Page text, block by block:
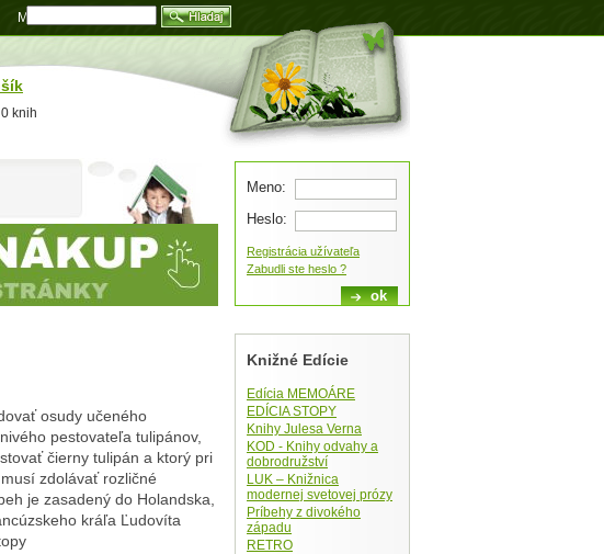
osudy učeného
pestovateľa tulipánov,
čierny tulipán a ktorý pri
zdolávať rozličné
je zasadený do Holandska,
kráľa Ľudovíta
Knižné Edície
Edícia MEMOÁRE
EDÍCIA STOPY
Knihy Julesa Verna
KOD - Knihy odvahy a
dobrodružství
LUK – Knižnica
modernej svetovej prózy
Príbehy z divokého
západu
RETRO
Meno:
Heslo:
Registrácia užívateľa
Zabudli ste heslo ?
knih
Mapa